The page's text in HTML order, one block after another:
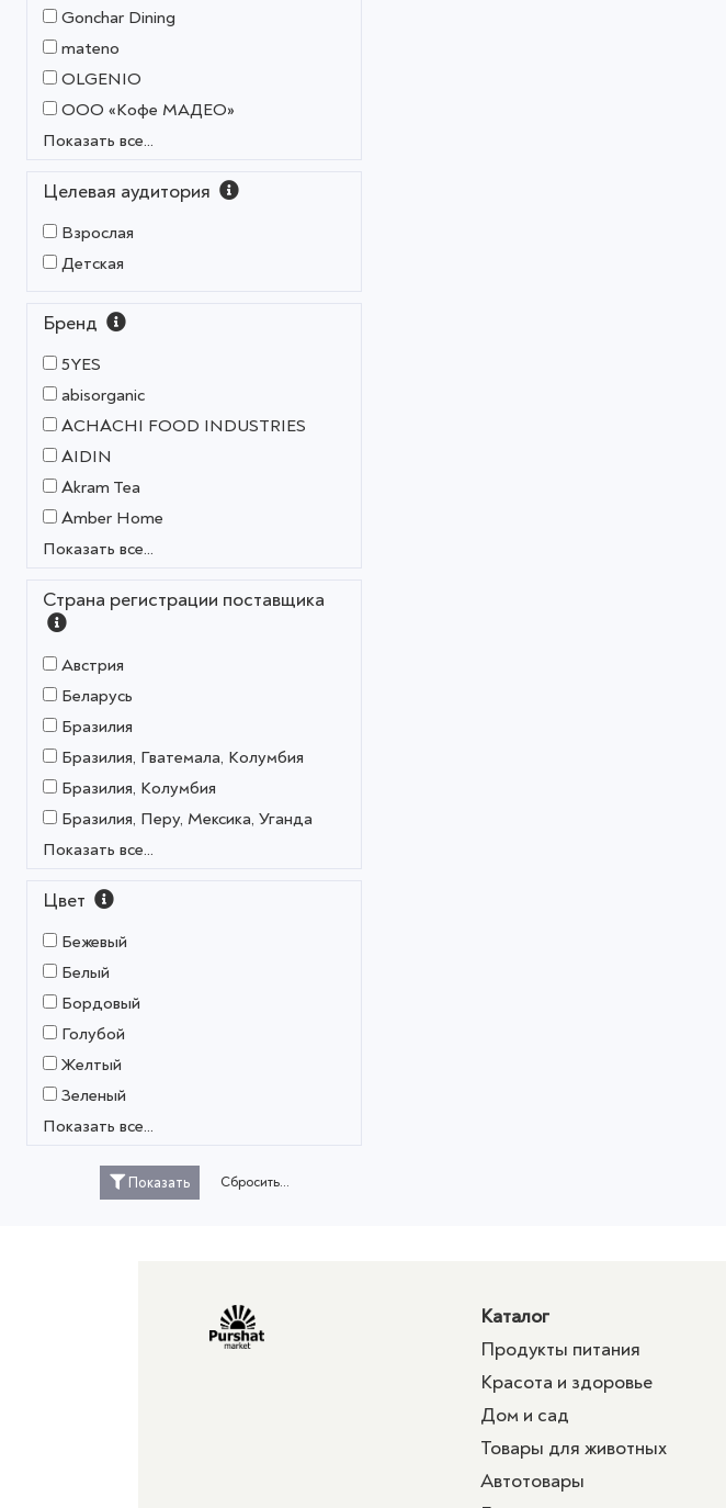
Gonchar Dining
mateno
OLGENIO
OOO «Кофе МАДЕО»
Показать все...
Целевая аудитория
Взрослая
Детская
Бренд
5YES
abisorganic
ACHACHI FOOD INDUSTRIES
AIDIN
Akram Tea
Amber Home
Показать все...
Страна регистрации поставщика
Австрия
Беларусь
Бразилия
Бразилия, Гватемала, Колумбия
Бразилия, Колумбия
Бразилия, Перу, Мексика, Уганда
Показать все...
Цвет
Бежевый
Белый
Бордовый
Голубой
Желтый
Зеленый
Показать все...
Показать Сбросить...
Каталог
Продукты питания
Красота и здоровье
Дом и сад
Товары для животных
Автотовары